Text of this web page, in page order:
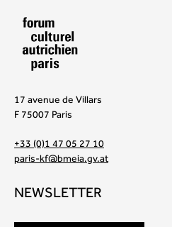
17 avenue de Villars
F 75007 Paris
+33 (0)1 47 05 27 10
paris-kf@bmeia.gv.at
NEWSLETTER